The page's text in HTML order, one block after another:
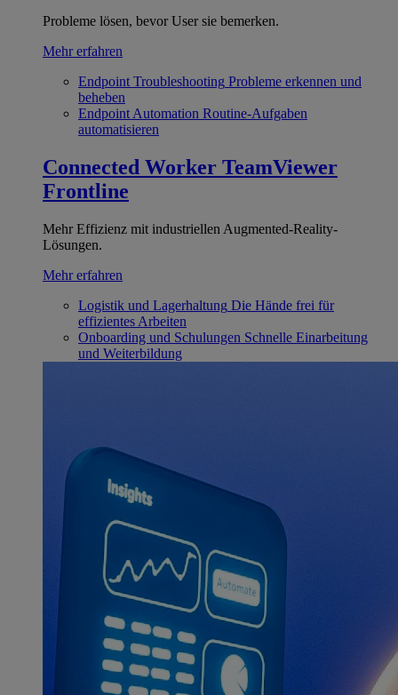
Probleme lösen, bevor User sie bemerken.
Mehr erfahren
Endpoint Troubleshooting Probleme erkennen und
beheben
Endpoint Automation Routine-Aufgaben
automatisieren
Connected Worker TeamViewer
Frontline
Mehr Effizienz mit industriellen Augmented-Reality-
Lösungen.
Mehr erfahren
Logistik und Lagerhaltung Die Hände frei für
effizientes Arbeiten
Onboarding und Schulungen Schnelle Einarbeitung
und Weiterbildung